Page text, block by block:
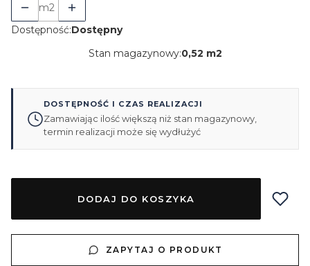
m2
Dostępność:Dostępny
Stan magazynowy:0,52 m2
DOSTĘPNOŚĆ I CZAS REALIZACJI
Zamawiając ilość większą niż stan magazynowy,
termin realizacji może się wydłużyć
DODAJ DO KOSZYKA
ZAPYTAJ O PRODUKT